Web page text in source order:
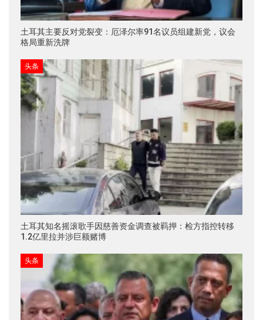
土耳其主要反对党裂变：厄泽尔率91名议员组建新党，议会
格局重新洗牌
头条
土耳其知名摇滚歌手因慈善资金调查被羁押：检方指控转移
1.2亿里拉并涉巨额赌博
头条